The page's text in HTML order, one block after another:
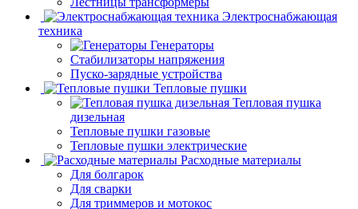
Электроснабжающая
техника
Генераторы
Стабилизаторы напряжения
Пуско-зарядные устройства
Тепловые пушки
Тепловая пушка
дизельная
Тепловые пушки газовые
Тепловые пушки электрические
Расходные материалы
Для болгарок
Для сварки
Для триммеров и мотокос